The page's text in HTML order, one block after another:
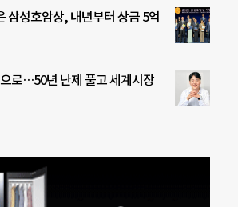
삼성호암상, 내년부터 상금 5억
으로…50년 난제 풀고 세계시장